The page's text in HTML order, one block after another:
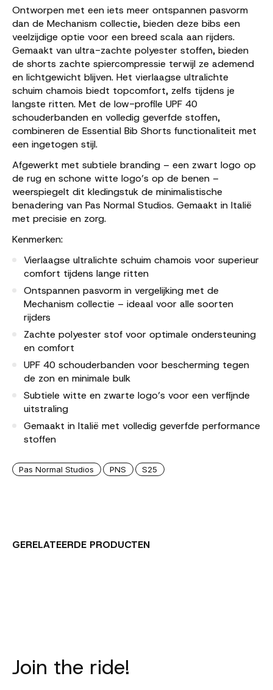
Ontworpen met een iets meer ontspannen pasvorm
dan de Mechanism collectie, bieden deze bibs een
veelzijdige optie voor een breed scala aan rijders.
Gemaakt van ultra-zachte polyester stoffen, bieden
de shorts zachte spiercompressie terwijl ze ademend
en lichtgewicht blijven. Het vierlaagse ultralichte
schuim chamois biedt topcomfort, zelfs tijdens je
langste ritten. Met de low-profile UPF 40
schouderbanden en volledig geverfde stoffen,
combineren de Essential Bib Shorts functionaliteit met
een ingetogen stijl.
Afgewerkt met subtiele branding – een zwart logo op
de rug en schone witte logo’s op de benen –
weerspiegelt dit kledingstuk de minimalistische
benadering van Pas Normal Studios. Gemaakt in Italië
met precisie en zorg.
Kenmerken:
Vierlaagse ultralichte schuim chamois voor superieur
comfort tijdens lange ritten
Ontspannen pasvorm in vergelijking met de
Mechanism collectie – ideaal voor alle soorten
rijders
Zachte polyester stof voor optimale ondersteuning
en comfort
UPF 40 schouderbanden voor bescherming tegen
de zon en minimale bulk
Subtiele witte en zwarte logo’s voor een verfijnde
uitstraling
Gemaakt in Italië met volledig geverfde performance
stoffen
Pas Normal Studios PNS S25
GERELATEERDE PRODUCTEN
Join the ride!